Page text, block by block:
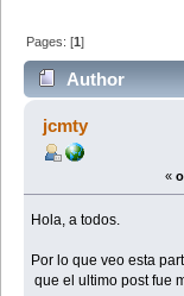
Pages: [1]
Author
(Read 35585
jcmty
«
Hola, a todos.
Por lo que veo esta
que el ultimo post fue